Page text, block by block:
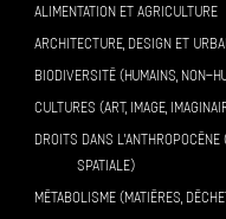
ALIMENTATION ET AGRICULTURE
ARCHITECTURE, DESIGN ET
BIODIVERSITÉ (HUMAINS, NON-
CULTURES (ART, IMAGE,
DROITS DANS
SPATIALE)
MÉTABOLISME (MATIÈRES,